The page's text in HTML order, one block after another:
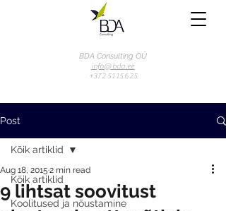
BDA Consulting OÜ
info@bda.ee
+372 51 15 625
Post
Kõik artiklid
Koolitused ja nõustamine
Kõik artiklid
9 lihtsat soovitust
Aug 18, 2015 2 min read